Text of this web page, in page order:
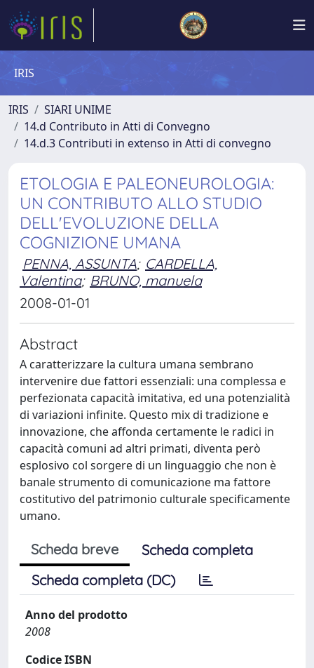
IRIS
IRIS
SIARI UNIME
14.d Contributo in Atti di Convegno
14.d.3 Contributi in extenso in Atti di convegno
ETOLOGIA E PALEONEUROLOGIA:
UN CONTRIBUTO ALLO STUDIO
DELL'EVOLUZIONE DELLA
COGNIZIONE UMANA
PENNA, ASSUNTA; CARDELLA,
Valentina; BRUNO, manuela
2008-01-01
Abstract
A caratterizzare la cultura umana sembrano
intervenire due fattori essenziali: una complessa e
perfezionata capacità imitativa, ed una potenzialità
di variazioni infinite. Questo mix di tradizione e
innovazione, che affonda certamente le radici in
capacità comuni ad altri primati, diventa però
esplosivo col sorgere di un linguaggio che non è
banale strumento di comunicazione ma fattore
costitutivo del patrimonio culturale specificamente
umano.
Scheda breve
Scheda completa
Scheda completa (DC)
Anno del prodotto
2008
Codice ISBN